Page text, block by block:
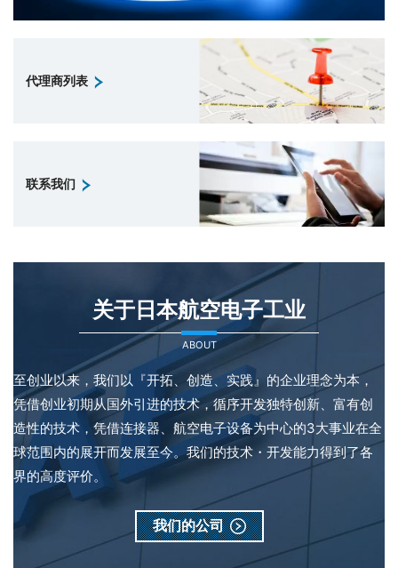
代理商列表
联系我们
关于日本航空电子工业
ABOUT
至创业以来，我们以『开拓、创造、实践』的企业理念为本，
凭借创业初期从国外引进的技术，循序开发独特创新、富有创
造性的技术，凭借连接器、航空电子设备为中心的3大事业在全
球范围内的展开而发展至今。我们的技术・开发能力得到了各
界的高度评价。
我们的公司